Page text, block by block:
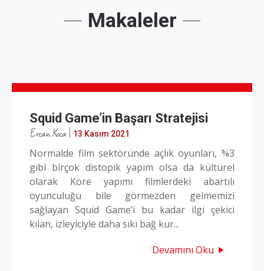
Makaleler
Squid Game’in Başarı Stratejisi
Ercan Koca | 13 Kasım 2021
Normalde film sektöründe açlık oyunları, %3
gibi birçok distopik yapım olsa da kültürel
olarak Kore yapımı filmlerdeki abartılı
oyunculuğu bile görmezden gelmemizi
sağlayan Squid Game’i bu kadar ilgi çekici
kılan, izleyiciyle daha sıkı bağ kur...
Devamını Oku